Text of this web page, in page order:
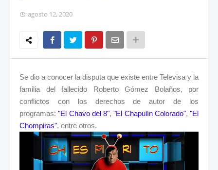
agosto 12, 2020
Se dio a conocer la disputa que existe entre Televisa y la
familia del fallecido Roberto Gómez Bolaños, por
conflictos con los derechos de autor de los
programas:"El Chavo del 8","El Chapulín Colorado", "El
Chompiras", entre otros.